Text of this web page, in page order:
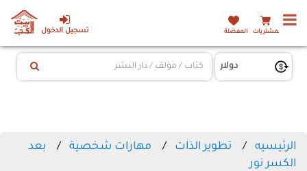
تسجيل الدخول المشتريات المفضلة
الرئيسيه تطوير الذات مهارات شخصية
بعد
الكسر نور